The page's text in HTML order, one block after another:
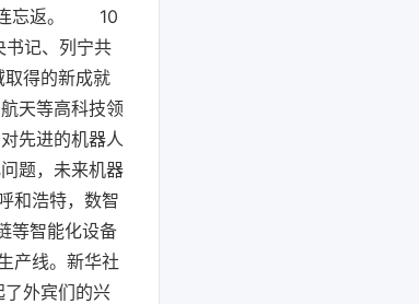
连忘返。 10
书记、列宁共
取得的新成就
天等高科技领
先进的机器人
题，未来机器
和浩特，数智
等智能化设备
产线。新华社
外宾们的兴